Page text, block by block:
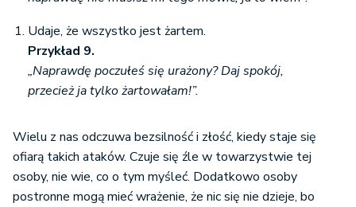
Udaje, że wszystko jest żartem.
Przykład 9.
„Naprawdę poczułeś się urażony? Daj spokój,
przecież ja tylko żartowałam!”.
Wielu z nas odczuwa bezsilność i złość, kiedy staje się
ofiarą takich ataków. Czuje się źle w towarzystwie tej
osoby, nie wie, co o tym myśleć. Dodatkowo osoby
postronne mogą mieć wrażenie, że nic się nie dzieje, bo